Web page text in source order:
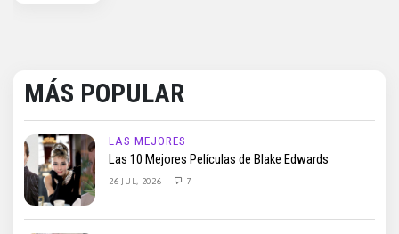
MÁS POPULAR
LAS MEJORES
Las 10 Mejores Películas de Blake Edwards
26 JUL, 2026 7